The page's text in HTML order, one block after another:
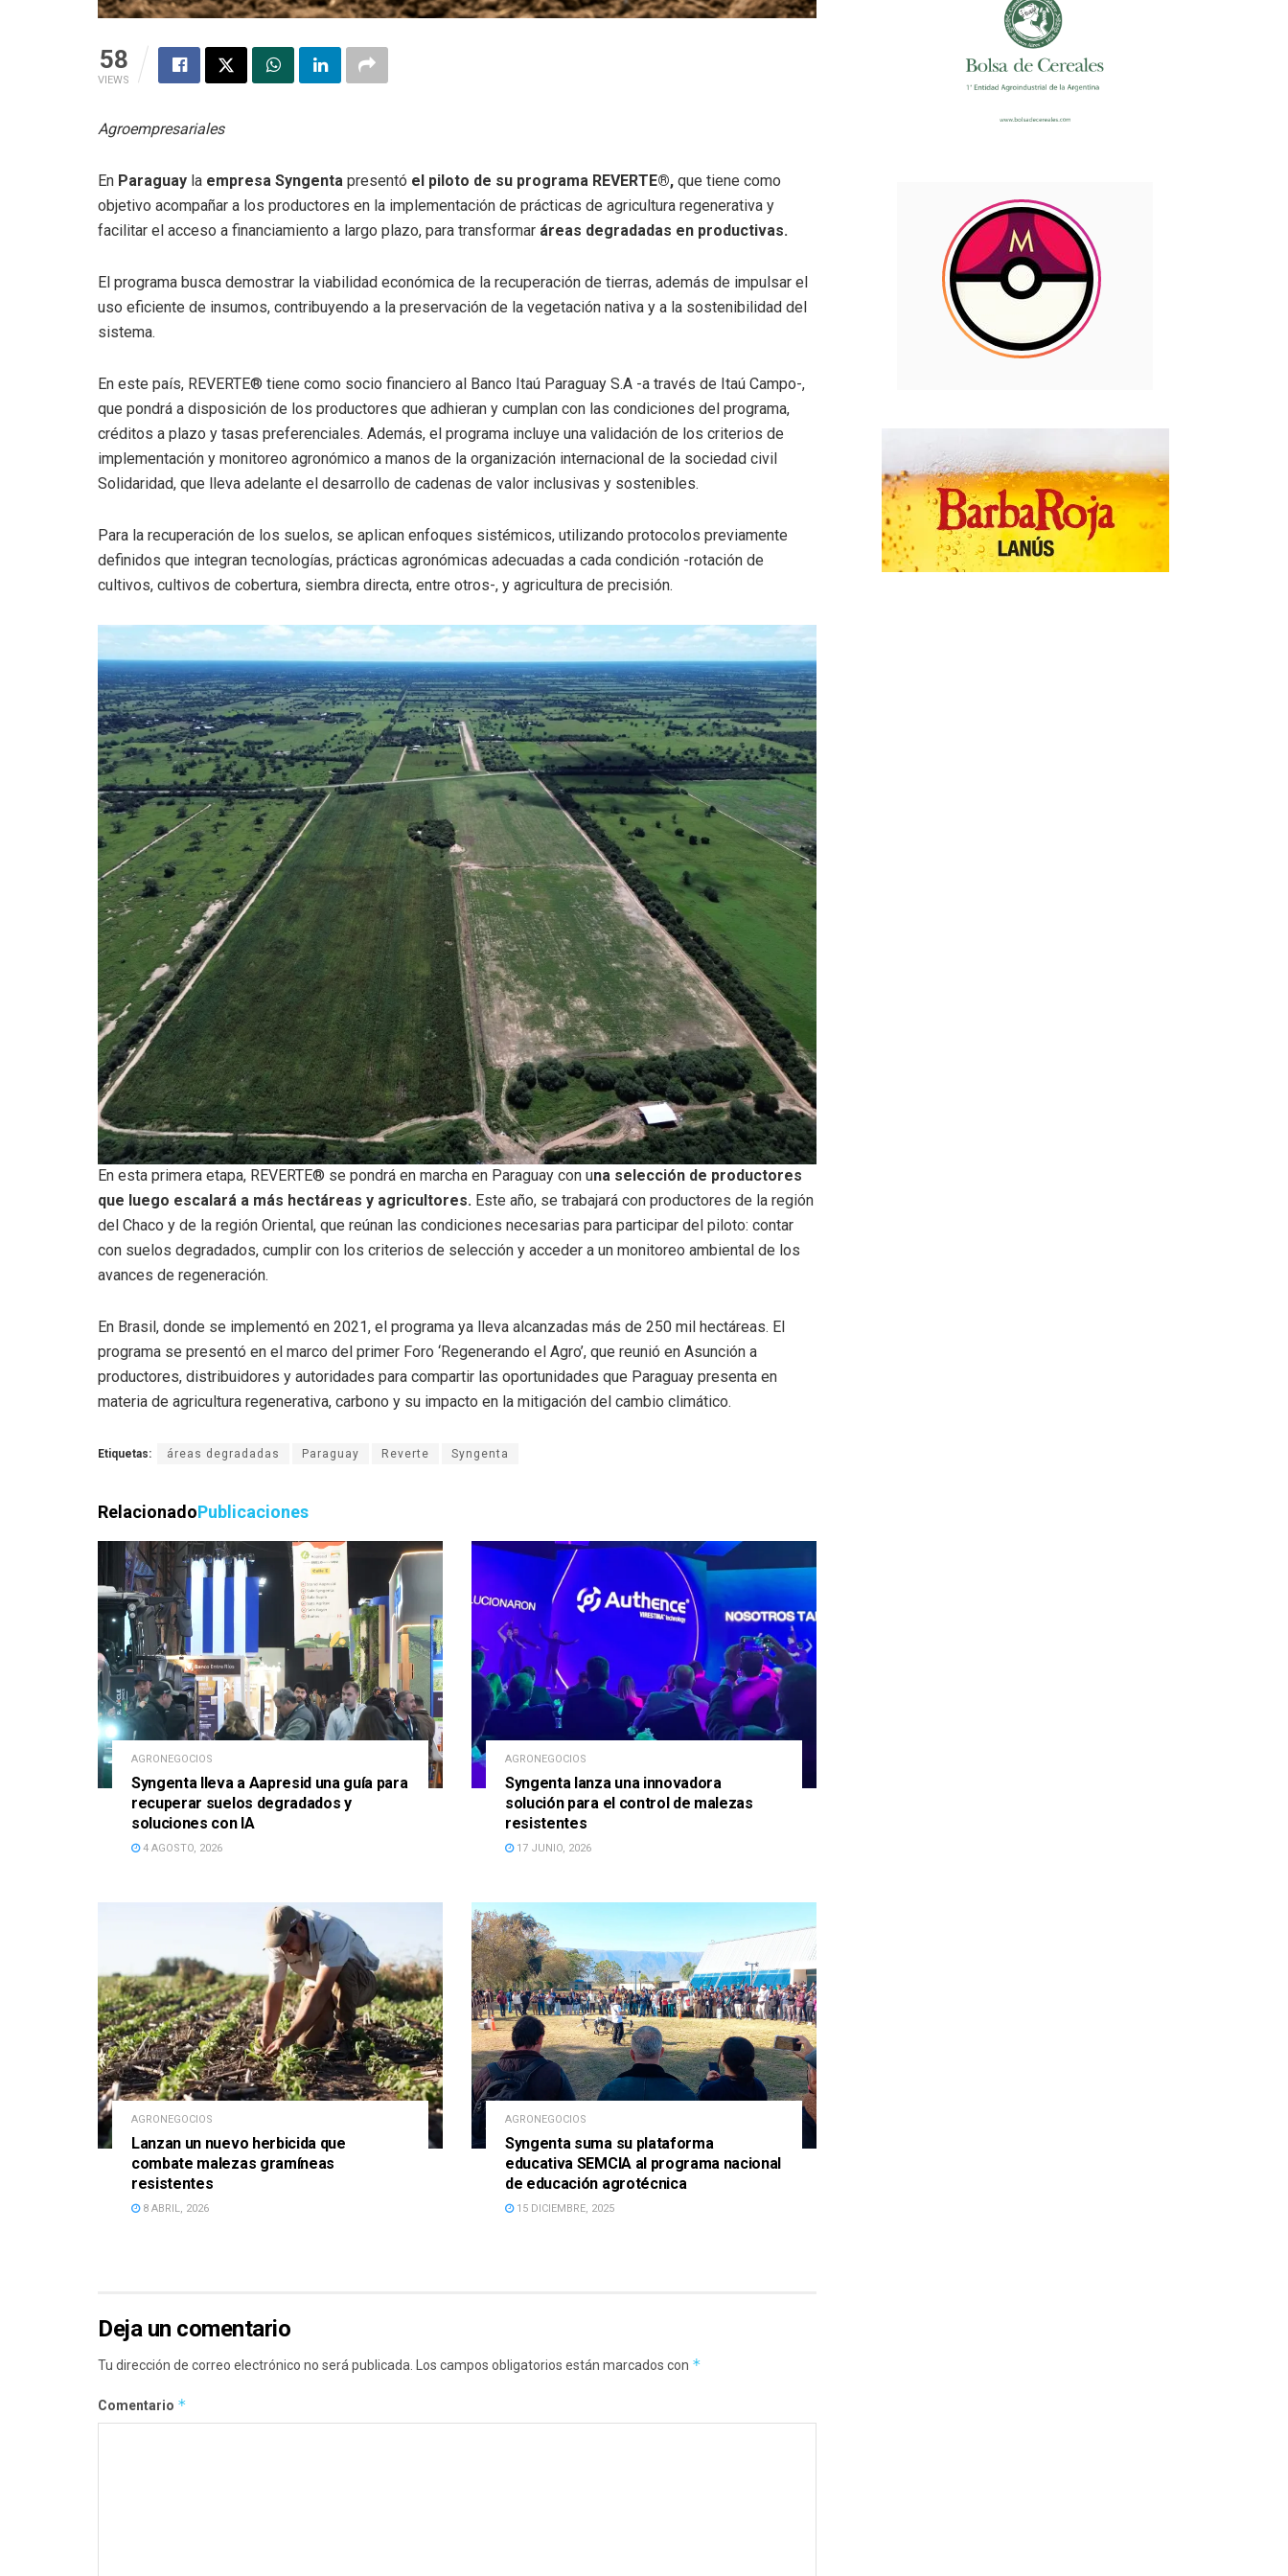
58
VIEWS
Agroempresariales
En Paraguay la empresa Syngenta presentó el piloto de su programa REVERTE®, que tiene como
objetivo acompañar a los productores en la implementación de prácticas de agricultura regenerativa y
facilitar el acceso a financiamiento a largo plazo, para transformar áreas degradadas en productivas.
El programa busca demostrar la viabilidad económica de la recuperación de tierras, además de impulsar el
uso eficiente de insumos, contribuyendo a la preservación de la vegetación nativa y a la sostenibilidad del
sistema.
En este país, REVERTE® tiene como socio financiero al Banco Itaú Paraguay S.A -a través de Itaú Campo-,
que pondrá a disposición de los productores que adhieran y cumplan con las condiciones del programa,
créditos a plazo y tasas preferenciales. Además, el programa incluye una validación de los criterios de
implementación y monitoreo agronómico a manos de la organización internacional de la sociedad civil
Solidaridad, que lleva adelante el desarrollo de cadenas de valor inclusivas y sostenibles.
Para la recuperación de los suelos, se aplican enfoques sistémicos, utilizando protocolos previamente
definidos que integran tecnologías, prácticas agronómicas adecuadas a cada condición -rotación de
cultivos, cultivos de cobertura, siembra directa, entre otros-, y agricultura de precisión.
En esta primera etapa, REVERTE® se pondrá en marcha en Paraguay con una selección de productores
que luego escalará a más hectáreas y agricultores. Este año, se trabajará con productores de la región
del Chaco y de la región Oriental, que reúnan las condiciones necesarias para participar del piloto: contar
con suelos degradados, cumplir con los criterios de selección y acceder a un monitoreo ambiental de los
avances de regeneración.
En Brasil, donde se implementó en 2021, el programa ya lleva alcanzadas más de 250 mil hectáreas. El
programa se presentó en el marco del primer Foro ‘Regenerando el Agro’, que reunió en Asunción a
productores, distribuidores y autoridades para compartir las oportunidades que Paraguay presenta en
materia de agricultura regenerativa, carbono y su impacto en la mitigación del cambio climático.
Etiquetas: áreas degradadas Paraguay Reverte Syngenta
RelacionadoPublicaciones
AGRONEGOCIOS
Syngenta lleva a Aapresid una guía para
recuperar suelos degradados y
soluciones con IA
4 AGOSTO, 2026
AGRONEGOCIOS
Syngenta lanza una innovadora
solución para el control de malezas
resistentes
17 JUNIO, 2026
AGRONEGOCIOS
Lanzan un nuevo herbicida que
combate malezas gramíneas
resistentes
8 ABRIL, 2026
AGRONEGOCIOS
Syngenta suma su plataforma
educativa SEMCIA al programa nacional
de educación agrotécnica
15 DICIEMBRE, 2025
Deja un comentario
Tu dirección de correo electrónico no será publicada. Los campos obligatorios están marcados con *
Comentario *